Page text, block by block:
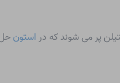
پر می شوند که در استون